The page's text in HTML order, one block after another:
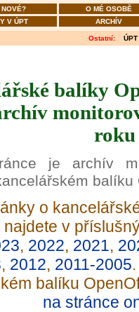
O MÉ OSOBĚ
V ÚPT ARCHÍV
Ostatní: ÚPT
balíky
roku
je archív
o
najdete v
, 2022, 2021,
, 2012, 2011-2005
balíku
na stránce